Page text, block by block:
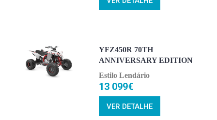
YFZ450R 70TH
ANNIVERSARY EDITION
Estilo Lendário
13 099€
VER DETALHE